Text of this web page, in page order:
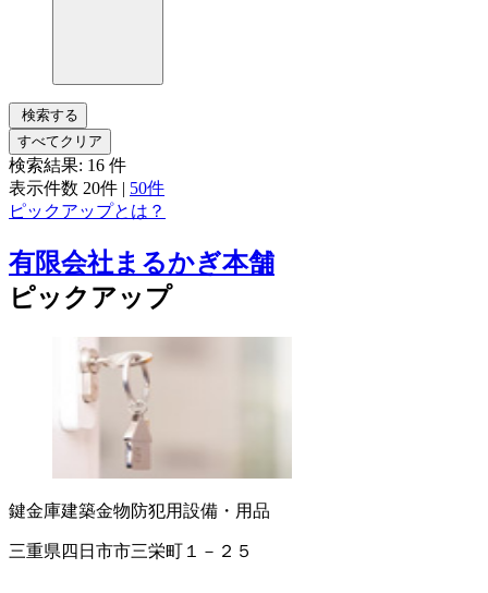
検索する
すべてクリア
検索結果: 16 件
表示件数 20件 | 50件
ピックアップとは？
有限会社まるかぎ本舗
ピックアップ
鍵金庫建築金物防犯用設備・用品
三重県四日市市三栄町１－２５